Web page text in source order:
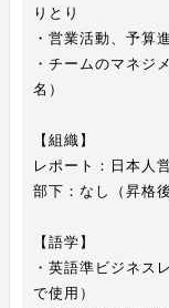
りとり
・営業活動、予算
・チームのマネジ
名）
【組織】
レポート：日本人
部下：なし（昇格
【語学】
・英語準ビジネス
で使用）